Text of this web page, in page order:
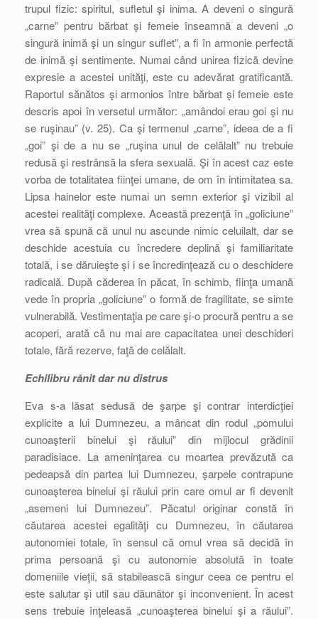
trupul fizic: spiritul, sufletul şi inima. A deveni o singură
„carne” pentru bărbat şi femeie înseamnă a deveni „o
singură inimă şi un singur suflet”, a fi în armonie perfectă
de inimă şi sentimente. Numai când unirea fizică devine
expresie a acestei unităţi, este cu adevărat gratificantă.
Raportul sănătos şi armonios între bărbat şi femeie este
descris apoi în versetul următor: „amândoi erau goi şi nu
se ruşinau” (v. 25). Ca şi termenul „carne”, ideea de a fi
„goi” şi de a nu se „ruşina unul de celălalt” nu trebuie
redusă şi restrânsă la sfera sexuală. Şi în acest caz este
vorba de totalitatea fiinţei umane, de om în intimitatea sa.
Lipsa hainelor este numai un semn exterior şi vizibil al
acestei realităţi complexe. Această prezenţă în „goliciune”
vrea să spună că unul nu ascunde nimic celuilalt, dar se
deschide acestuia cu încredere deplină şi familiaritate
totală, i se dăruieşte şi i se încredinţează cu o deschidere
radicală. După căderea în păcat, în schimb, fiinţa umană
vede în propria „goliciune” o formă de fragilitate, se simte
vulnerabilă. Vestimentaţia pe care şi-o procură pentru a se
acoperi, arată că nu mai are capacitatea unei deschideri
totale, fără rezerve, faţă de celălalt.
Echilibru rănit dar nu distrus
Eva s-a lăsat sedusă de şarpe şi contrar interdicţiei
explicite a lui Dumnezeu, a mâncat din rodul „pomului
cunoaşterii binelui şi răului” din mijlocul grădinii
paradisiace. La ameninţarea cu moartea prevăzută ca
pedeapsă din partea lui Dumnezeu, şarpele contrapune
cunoaşterea binelui şi răului prin care omul ar fi devenit
„asemeni lui Dumnezeu”. Păcatul originar constă în
căutarea acestei egalităţi cu Dumnezeu, în căutarea
autonomiei totale, în sensul că omul vrea să decidă în
prima persoană şi cu autonomie absolută în toate
domeniile vieţii, să stabilească singur ceea ce pentru el
este salutar şi util sau dăunător şi inconvenient. În acest
sens trebuie înţeleasă „cunoaşterea binelui şi a răului”.